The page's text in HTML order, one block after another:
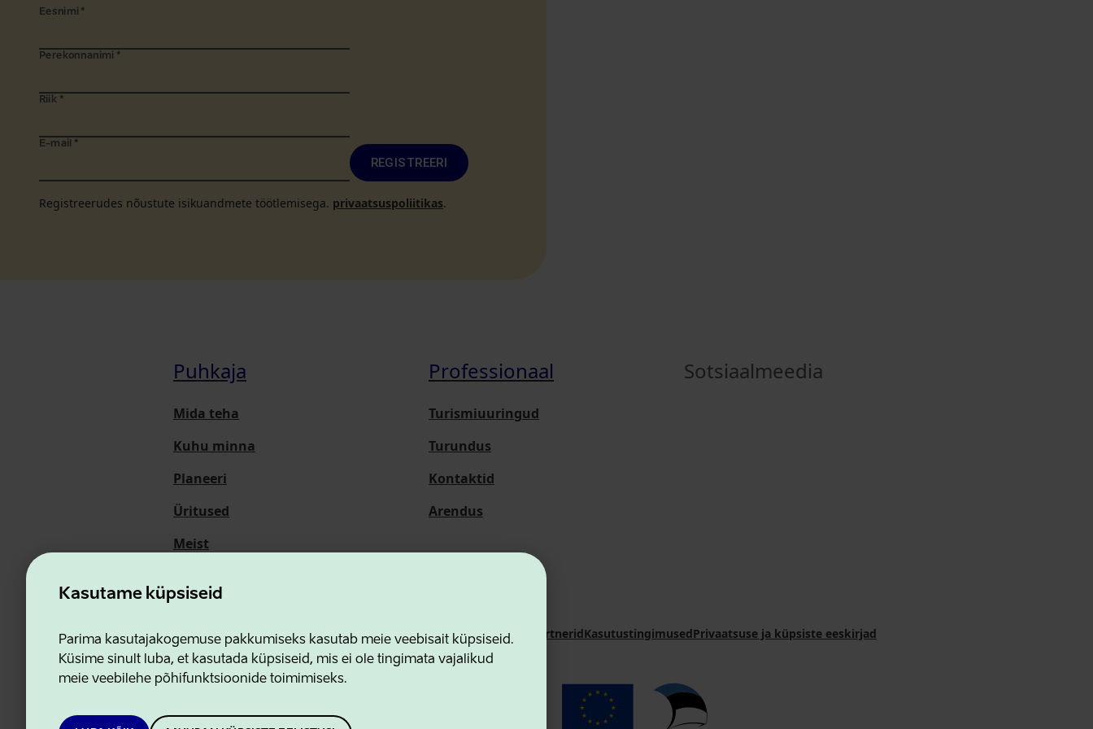
Kasutame küpsiseid
Parima kasutajakogemuse pakkumiseks kasutab meie veebisait küpsiseid.
Küsime sinult luba, et kasutada küpsiseid, mis ei ole tingimata vajalikud
meie veebilehe põhifunktsioonide toimimiseks.
Eesnimi *
Perekonnanimi *
Riik *
E-mail *
REGISTREERI
Registreerudes nõustute isikuandmete töötlemisega. privaatsuspoliitikas.
Puhkaja
Mida teha
Kuhu minna
Planeeri
Üritused
Meist
Professionaal
Turismiuuringud
Turundus
Kontaktid
Arendus
Sotsiaalmeedia
Ettevõtluse ja Innovatsiooni SihtasutusKontaktidKoostööpartneridKasutustingimusedPrivaatsuse ja küpsiste eeskirjad